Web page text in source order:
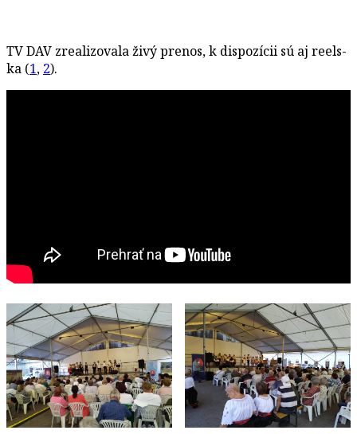
TV DAV zrealizovala živý prenos, k dispozícii sú aj reels-
ka (1, 2).